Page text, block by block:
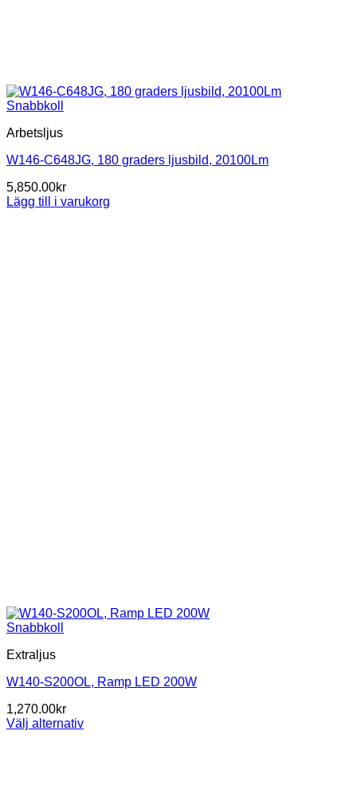
Snabbkoll
Arbetsljus
W146-C648JG, 180 graders ljusbild, 20100Lm
5,850.00kr
Lägg till i varukorg
Snabbkoll
Extraljus
W140-S200OL, Ramp LED 200W
1,270.00kr
Välj alternativ